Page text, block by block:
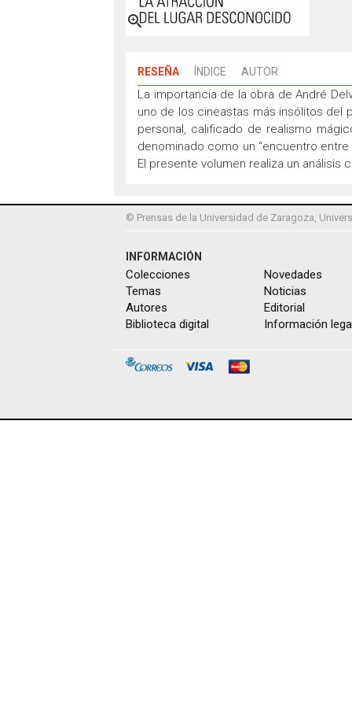

RESEÑA ÍNDICE AUTOR
La importancia de la obra de André
uno de los cineastas más insólitos del
personal, calificado de realismo
denominado como un “encuentro
El presente volumen realiza un análisis
© Prensas de la Universidad de Zaragoza,
INFORMACIÓN
Colecciones
Temas
Autores
Biblioteca digital
Novedades
Noticias
Editorial
Información